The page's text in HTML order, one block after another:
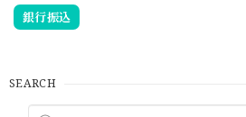
銀行振込
SEARCH